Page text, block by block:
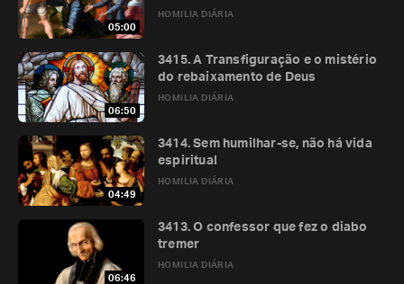
05:00
HOMILIA DIÁRIA
06:50
HOMILIA DIÁRIA
3415. A Transfiguração e o mistério
do rebaixamento de Deus
04:49
HOMILIA DIÁRIA
3414. Sem humilhar-se, não há vida
espiritual
06:46
HOMILIA DIÁRIA
3413. O confessor que fez o diabo
tremer